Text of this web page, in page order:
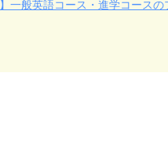
】一般英語コース・進学コースの